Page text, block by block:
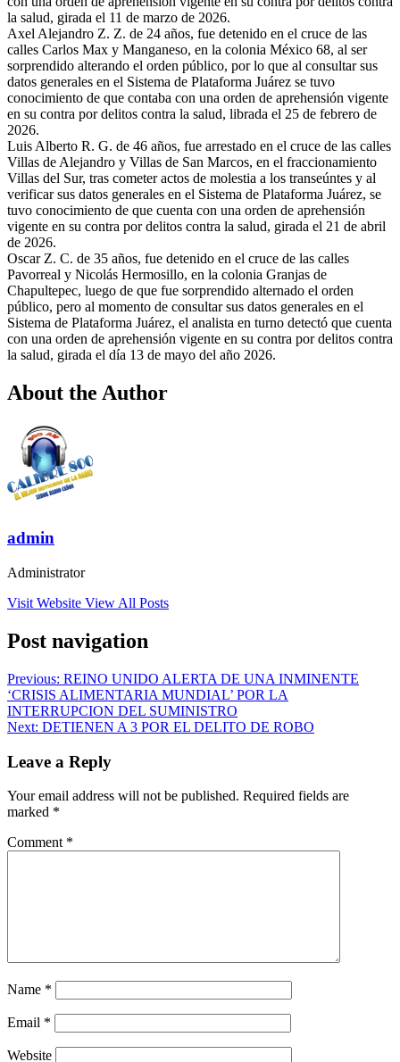
la salud, girada el 11 de marzo de 2026.
Axel Alejandro Z. Z. de 24 años, fue detenido en el cruce de las
calles Carlos Max y Manganeso, en la colonia México 68, al ser
sorprendido alterando el orden público, por lo que al consultar sus
datos generales en el Sistema de Plataforma Juárez se tuvo
conocimiento de que contaba con una orden de aprehensión vigente
en su contra por delitos contra la salud, librada el 25 de febrero de
2026.
Luis Alberto R. G. de 46 años, fue arrestado en el cruce de las calles
Villas de Alejandro y Villas de San Marcos, en el fraccionamiento
Villas del Sur, tras cometer actos de molestia a los transeúntes y al
verificar sus datos generales en el Sistema de Plataforma Juárez, se
tuvo conocimiento de que cuenta con una orden de aprehensión
vigente en su contra por delitos contra la salud, girada el 21 de abril
de 2026.
Oscar Z. C. de 35 años, fue detenido en el cruce de las calles
Pavorreal y Nicolás Hermosillo, en la colonia Granjas de
Chapultepec, luego de que fue sorprendido alternado el orden
público, pero al momento de consultar sus datos generales en el
Sistema de Plataforma Juárez, el analista en turno detectó que cuenta
con una orden de aprehensión vigente en su contra por delitos contra
la salud, girada el día 13 de mayo del año 2026.
About the Author
admin
Administrator
Visit Website View All Posts
Post navigation
Previous: REINO UNIDO ALERTA DE UNA INMINENTE
‘CRISIS ALIMENTARIA MUNDIAL’ POR LA
INTERRUPCION DEL SUMINISTRO
Next: DETIENEN A 3 POR EL DELITO DE ROBO
Leave a Reply
Your email address will not be published. Required fields are
marked *
Comment *
Name *
Email *
Website